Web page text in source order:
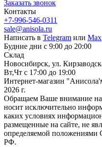
Заказать звонок
Контакты
+7-996-546-0311
sale@anisola.ru
Написать в Telegram или Max
Будние дни с 9:00 до 20:00
Склад
Новосибирск, ул.
Вт,Чт с 17:00 до 19:00
Интернет-магазин
2026 г.
Обращаем Ваше внимание на
носит исключительно
каких условиях
размещенные на сайте, не
определяемой положениями
РФ.